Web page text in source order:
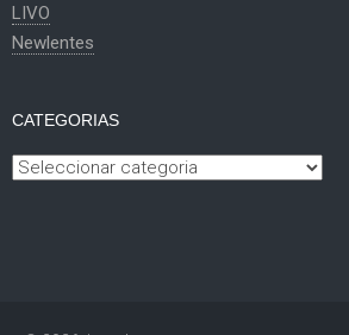
LIVO
Newlentes
CATEGORIAS
Categorias